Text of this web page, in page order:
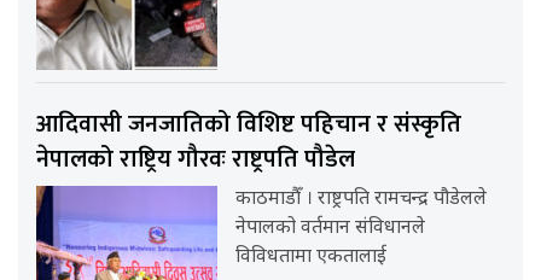
आदिवासी जनजातिको विशिष्ट पहिचान र संस्कृति
नेपालको राष्ट्रिय गौरवः राष्ट्रपति पौडेल
काठमाडौँ । राष्ट्रपति रामचन्द्र पौडेलले
नेपालको वर्तमान संविधानले
विविधतामा एकतालाई